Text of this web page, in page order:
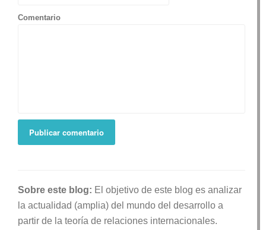
Comentario
Sobre este blog: El objetivo de este blog es analizar
la actualidad (amplia) del mundo del desarrollo a
partir de la teoría de relaciones internacionales.